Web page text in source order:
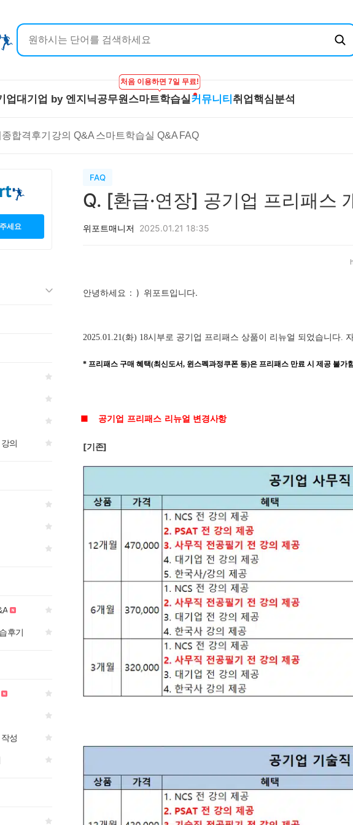
업대기업 by 엔지닉공무원
처음 이용하면 7일 무료!
스마트학습실 커뮤니티
합격후기 강의 Q&A 스마트학습실 Q&A FAQ
취업핵심분석
온라인 강의
이공계 강의
학원 강의
1:1 컨설팅
온라인 강의
스마트학습실
FAQ
세요
의
후기
성
FAQ
Q. [환급·연장] 공기업 프리패스
위포트매니저 2025.01.21 18:35
안녕하세요 : ) 위포트입니다.
2025.01.21(화) 18시부로 공기업 프리패스 상품이 리뉴얼 되었습니다.
* 프리패스 구매 혜택(최신도서, 윈스펙과정쿠폰 등)은 프리패스 만료 시 제공 불가
■ 공기업 프리패스 리뉴얼 변경사항
[기존]